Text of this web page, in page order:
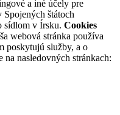
a iné účely pre
štátoch
sídlom v Írsku. Cookies
webová stránka používa
poskytujú služby, a o
nasledovných stránkach: